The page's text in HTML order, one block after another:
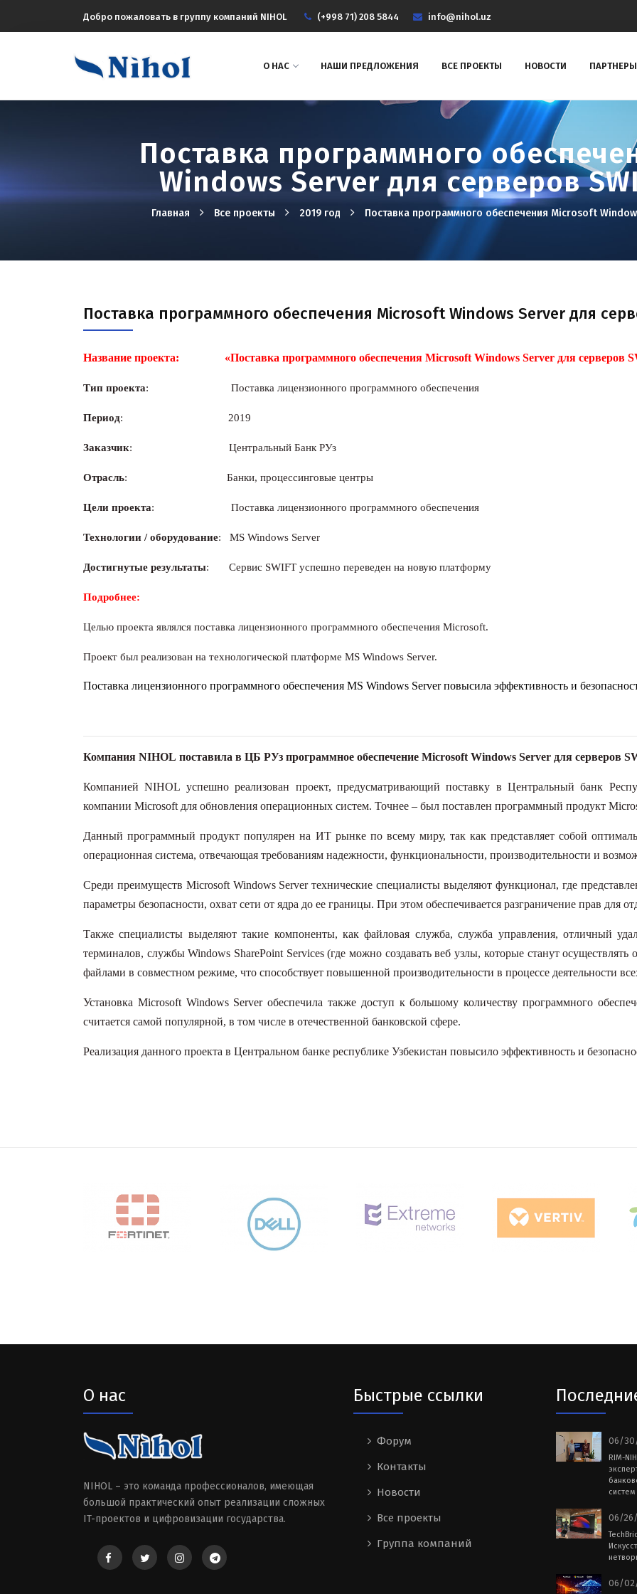
Добро пожаловать в группу компаний NIHOL (+998 71) 208 5844 info@nihol.uz
О НАС НАШИ ПРЕДЛОЖЕНИЯ ВСЕ ПРОЕКТЫ НОВОСТИ ПАРТНЕРЫ
Поставка программного
Windows Server для серверов
Главная Все проекты 2019 год Поставка программного обеспечения Microsoft
Поставка программного обеспечения Microsoft Windows Server для
Название проекта: «Поставка программного обеспечения Microsoft Windows Server для серверов
Тип проекта: Поставка лицензионного программного обеспечения
Период: 2019
Заказчик: Центральный Банк РУз
Отрасль: Банки, процессинговые центры
Цели проекта: Поставка лицензионного программного обеспечения
Технологии / оборудование: MS Windows Server
Достигнутые результаты: Сервис SWIFT успешно переведен на новую платформу
Подробнее:
Целью проекта являлся поставка лицензионного программного обеспечения Microsoft.
Проект был реализован на технологической платформе MS Windows Server.
Поставка лицензионного программного обеспечения MS Windows Server повысила эффективность и
Компания NIHOL поставила в ЦБ РУз программное обеспечение Microsoft Windows Server для серверов
Компанией NIHOL успешно реализован проект, предусматривающий поставку в Центральный банк
компании Microsoft для обновления операционных систем. Точнее – был поставлен программный продукт
Данный программный продукт популярен на ИТ рынке по всему миру, так как представляет собой
операционная система, отвечающая требованиям надежности, функциональности, производительности и
Среди преимуществ Microsoft Windows Server технические специалисты выделяют функционал, где
параметры безопасности, охват сети от ядра до ее границы. При этом обеспечивается разграничение прав для
Также специалисты выделяют такие компоненты, как файловая служба, служба управления, отличный
терминалов, службы Windows SharePoint Services (где можно создавать веб узлы, которые станут осуществлять
файлами в совместном режиме, что способствует повышенной производительности в процессе деятельности
Установка Microsoft Windows Server обеспечила также доступ к большому количеству программного
считается самой популярной, в том числе в отечественной банковской сфере.
Реализация данного проекта в Центральном банке республике Узбекистан повысило эффективность и
О нас
NIHOL – это команда профессионалов, имеющая
большой практический опыт реализации сложных
IT-проектов и цифровизации государства.
Быстрые ссылки
Форум
Контакты
Новости
Все проекты
Группа компаний
06/30/
RIM-
систем
06/26/
06/02/